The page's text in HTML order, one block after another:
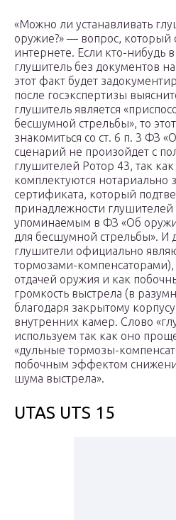
«Можно ли устанавливать
оружие?» — вопрос, который
интернете. Если кто-нибудь
глушитель без документов
этот факт будет
после госэкспертизы
глушитель является
бесшумной стрельбы», то
знакомиться со ст. 6 п. 3 ФЗ
сценарий не произойдет с
глушителей Ротор 43, так
комплектуются нотариально
сертификата, который
принадлежности глушителей
упоминаемым в ФЗ «Об
для бесшумной стрельбы». И
глушители официально
тормозами-
отдачей оружия и как
громкость выстрела (в
благодаря закрытому
внутренних камер. Слово
используем так как оно
«дульные тормозы-
побочным эффектом
шума выстрела».
UTAS UTS 15